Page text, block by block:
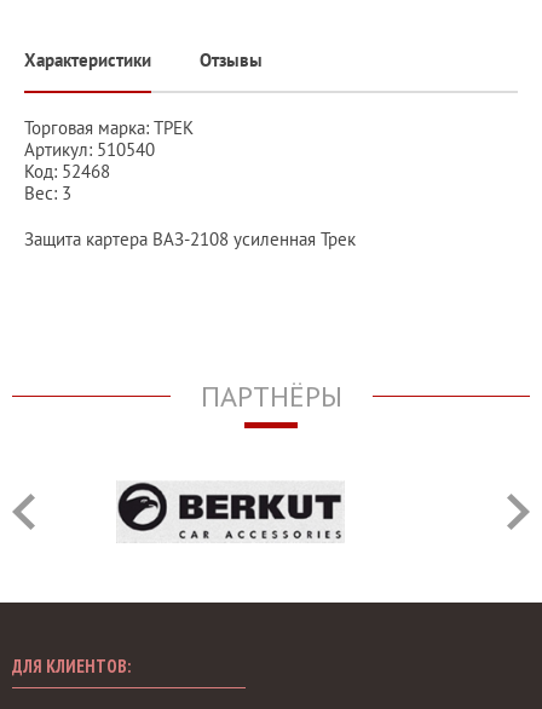
Характеристики Отзывы
Торговая марка: ТРЕК
Артикул: 510540
Код: 52468
Вес: 3
Защита картера ВАЗ-2108 усиленная Трек
ПАРТНЁРЫ
ДЛЯ КЛИЕНТОВ: